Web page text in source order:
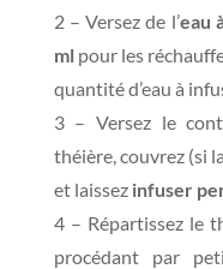
2 – Versez de l’eau
mlpour les
quantité d’eau à
3 – Versez le
théière, couvrez (si
et laissez infuser
4 – Répartissez le
procédant par